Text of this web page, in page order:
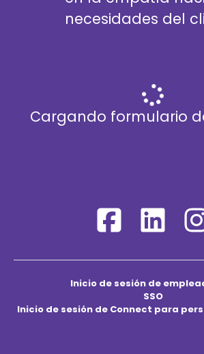
necesidades del
Cargando formulario
Inicio de sesión de
SSO
Inicio de sesión de Connect para